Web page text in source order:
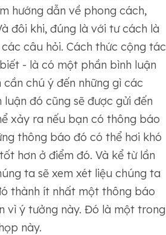
hướng dẫn về phong cách,
đôi khi, đúng là với tư cách là
câu hỏi. Cách thức cộng tác
- là có một phần bình luận
chú ý đến những gì các
đó cũng sẽ được gửi đến
xảy ra nếu bạn có thông báo
thông báo đó có thể hơi khó
hơn ở điểm đó. Và kể từ lần
ta sẽ xem xét liệu chúng ta
thành ít nhất một thông báo
vì ý tưởng này. Đó là một trong
này.